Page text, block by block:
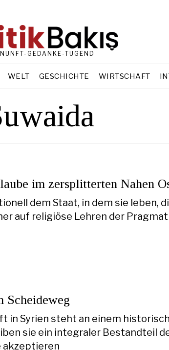
GEDANKE-TUGEND
WELT GESCHICHTE WIRTSCHAFT
im zersplitterten Nahen
dem Staat, in dem sie leben,
auf religiöse Lehren der
Scheideweg
in Syrien steht an einem
sie ein integraler Bestandteil
akzeptieren